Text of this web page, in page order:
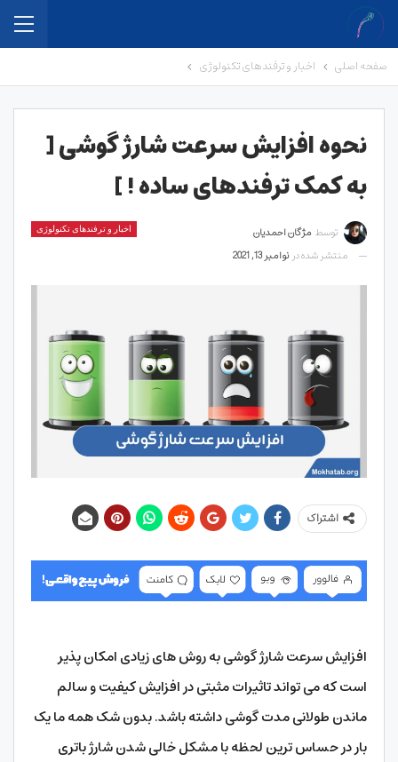
صفحه اصلی اخبار و ترفندهای تکنولوژی
نحوه افزایش سرعت شارژ گوشی [
به کمک ترفندهای ساده ! ]
اخبار و ترفندهای تکنولوژی توسط مژگان احمدیان
منتشر شده در نوامبر 13, 2021
اشتراک
افزایش سرعت شارژ گوشی به روش های زیادی امکان پذیر
است که می تواند تاثیرات مثبتی در افزایش کیفیت و سالم
ماندن طولانی مدت گوشی داشته باشد. بدون شک همه ما یک
بار در حساس ترین لحظه با مشکل خالی شدن شارژ باتری